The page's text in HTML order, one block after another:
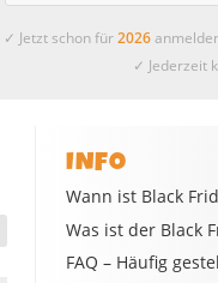
✓ Jetzt schon für2026
✓ Jederzeit
INFO
Wann ist Black
Was ist der Black
FAQ – Häufig